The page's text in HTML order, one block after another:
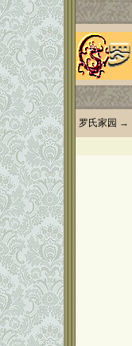
罗氏家园 →